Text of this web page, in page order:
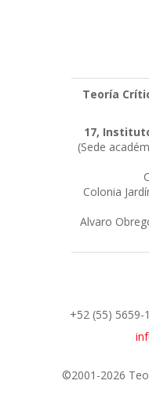
Teoría
17,
(Sede
Colonia
Alvaro
+52 (55)
©2001-2026